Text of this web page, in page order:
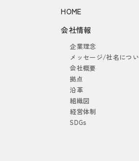
HOME
会社情報
企業理念
メッセージ/社名につ
会社概要
拠点
沿革
組織図
経営体制
SDGs